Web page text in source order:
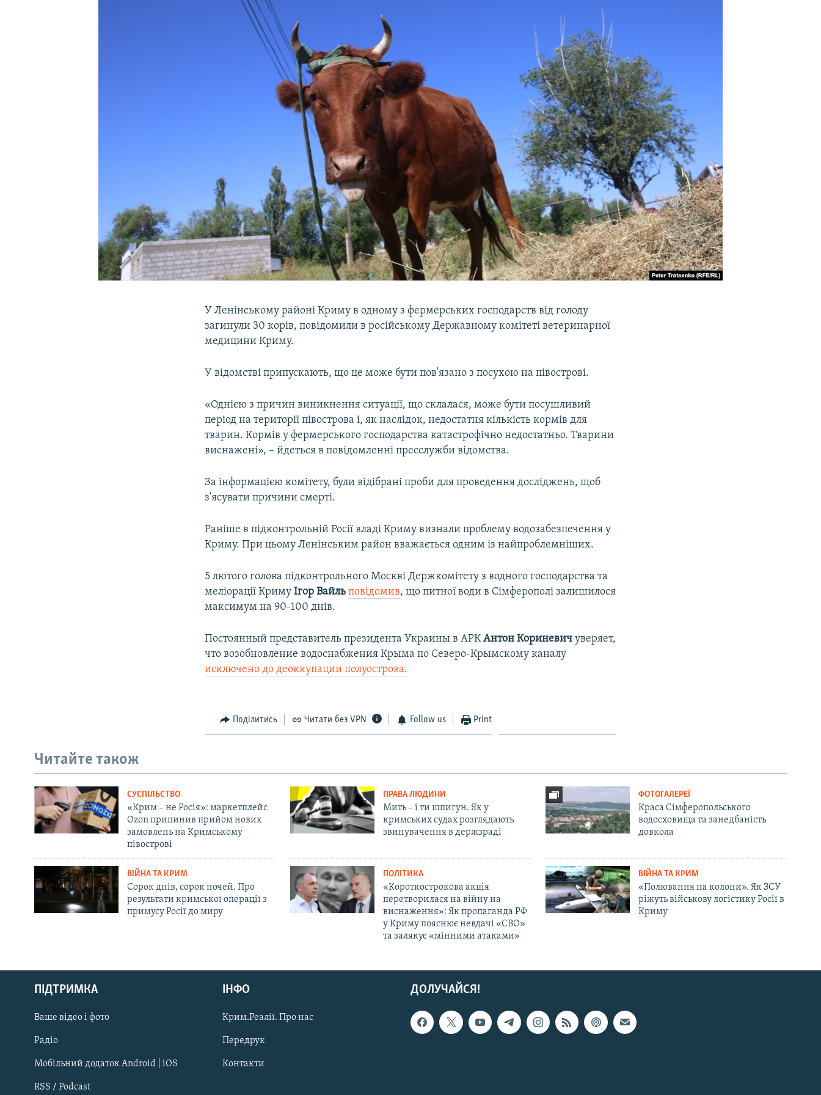
Русский
Qırımtatar
ДОЛУЧАЙСЯ!
У Ленінському районі Криму в одному з фермерських господарств від голоду
загинули 30 корів, повідомили в російському Державному комітеті ветеринарної
медицини Криму.
У відомстві припускають, що це може бути пов'язано з посухою на півострові.
«Однією з причин виникнення ситуації, що склалася, може бути посушливий
період на території півострова і, як наслідок, недостатня кількість кормів для
тварин. Кормів у фермерського господарства катастрофічно недостатньо. Тварини
виснажені», – йдеться в повідомленні пресслужби відомства.
За інформацією комітету, були відібрані проби для проведення досліджень, щоб
з'ясувати причини смерті.
Раніше в підконтрольній Росії владі Криму визнали проблему водозабезпечення у
Криму. При цьому Ленінським район вважається одним із найпроблемніших.
5 лютого голова підконтрольного Москві Держкомітету з водного господарства та
меліорації КримуІгор Вайль повідомив, що питної води в Сімферополі залишилося
максимум на 90-100 днів.
Постоянный представитель президента Украины в АРКАнтон Кориневичуверяет,
что возобновление водоснабжения Крыма по Северо-Крымскому каналу
исключено до деоккупации полуострова.
Поділитись Читати без VPN Follow us Print
Читайте також
СУСПІЛЬСТВО
«Крим – не Росія»: маркетплейс
Ozon припинив прийом нових
замовлень на Кримському
півострові
ПРАВА ЛЮДИНИ
Мить – і ти шпигун. Як у
кримських судах розглядають
звинувачення в держзраді
ФОТОГАЛЕРЕЇ
Краса Сімферопольського
водосховища та занедбаність
довкола
ВІЙНА ТА КРИМ
Сорок днів, сорок ночей. Про
результати кримської операції з
примусу Росії до миру
ПОЛІТИКА
«Короткострокова акція
перетворилася на війну на
виснаження»: Як пропаганда РФ
у Криму пояснює невдачі «СВО»
та залякує «мінними атаками»
ВІЙНА ТА КРИМ
«Полювання на колони». Як ЗСУ
ріжуть військову логістику Росії в
Криму
ДОЛУЧАЙСЯ!
ПІДТРИМКА
Ваше відео і фото
Радіо
Мобільний додаток Android | iOS
RSS / Podcast
ІНФО
Крим.Реалії. Про нас
Передрук
Контакти